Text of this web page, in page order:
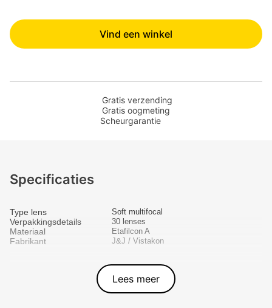
Vind een winkel
Gratis verzending
Gratis oogmeting
Scheurgarantie
Specificaties
Type lens Soft multifocal
Verpakkingsdetails 30 lenses
Materiaal Etafilcon A
Fabrikant J&J / Vistakon
Lees meer